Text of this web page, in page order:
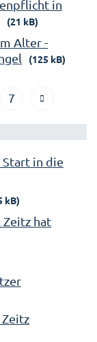
in
(21 kB)
Alter -
(125 kB)
7
Start in die
kB)
Zeitz hat